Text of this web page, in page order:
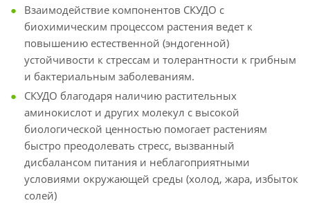
Взаимодействие компонентов СКУДО с
биохимическим процессом растения ведет к
повышению естественной (эндогенной)
устойчивости к стрессам и толерантности к грибным
и бактериальным заболеваниям.
СКУДО благодаря наличию растительных
аминокислот и других молекул с высокой
биологической ценностью помогает растениям
быстро преодолевать стресс, вызванный
дисбалансом питания и неблагоприятными
условиями окружающей среды (холод, жара, избыток
солей)